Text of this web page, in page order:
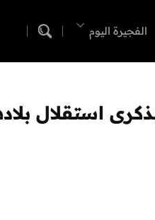
الفجيرة اليوم
استقلال